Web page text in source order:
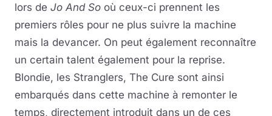
lors de Jo And So où ceux-ci prennent les
premiers rôles pour ne plus suivre la machine
mais la devancer. On peut également reconnaître
un certain talent également pour la reprise.
Blondie, les Stranglers, The Cure sont ainsi
embarqués dans cette machine à remonter le
temps, directement introduit dans un de ces